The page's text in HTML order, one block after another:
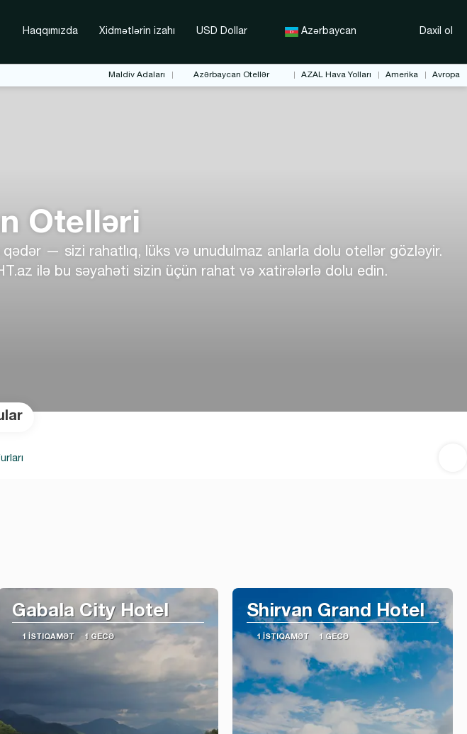
Haqqımızda Xidmətlərin izahı USD Dollar Azərbaycan Daxil ol
Maldiv Adaları Azərbaycan Otellər AZAL Hava Yolları Amerika Avropa
Otelləri
— sizi rahatlıq, lüks və unudulmaz anlarla dolu otellər gözləyir.
ilə bu səyahəti sizin üçün rahat və xatirələrlə dolu edin.
Gabala City Hotel
1 İSTIQAMƏT 1 GECƏ
Shirvan Grand Hotel
1 İSTIQAMƏT 1 GECƏ